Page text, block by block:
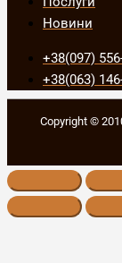
Новини
+38(097)
+38(063)
Copyright ©